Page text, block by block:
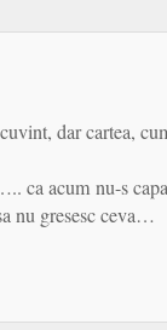
dar cartea,
ca acum nu-s
nu gresesc ceva…